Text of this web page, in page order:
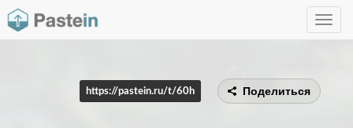
Toggle
https://pastein.ru/t/60h Поделиться